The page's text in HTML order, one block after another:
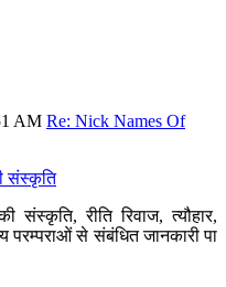
AM Re: Nick Names Of
संस्कृति
संस्कृति, रीति रिवाज, त्यौहार,
परम्पराओं से संबंधित जानकारी पा